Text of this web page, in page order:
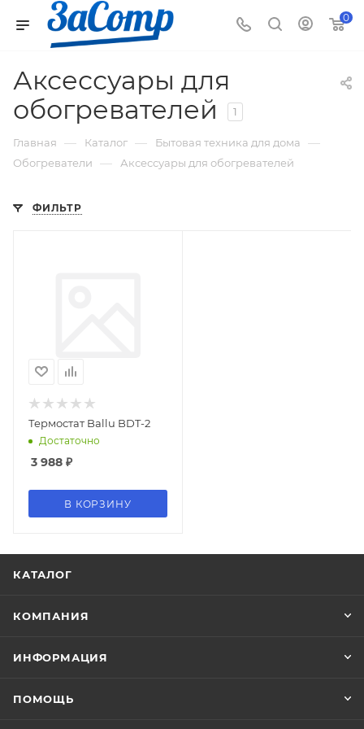
0
Аксессуары для
обогревателей
1
Главная — Каталог — Бытовая техника для дома —
Обогреватели — Аксессуары для обогревателей
ФИЛЬТР
Термостат Ballu BDT-2
Достаточно
3 988 ₽
В КОРЗИНУ
КАТАЛОГ
КОМПАНИЯ
ИНФОРМАЦИЯ
ПОМОЩЬ